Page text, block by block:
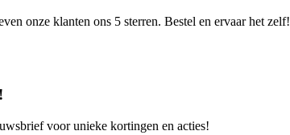
onze klanten ons 5 sterren. Bestel en ervaar het zelf!
voor unieke kortingen en acties!